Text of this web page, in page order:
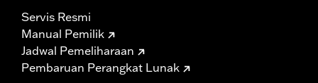
Servis Resmi
Manual Pemilik
Jadwal Pemeliharaan
Pembaruan Perangkat Lunak